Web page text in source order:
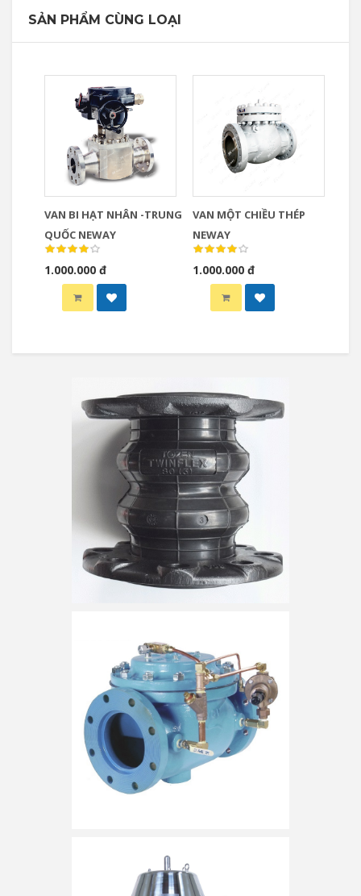
SẢN PHẨM CÙNG LOẠI
VAN BI HẠT NHÂN -TRUNG
QUỐC NEWAY
1.000.000 đ
VAN MỘT CHIỀU THÉP
NEWAY
1.000.000 đ